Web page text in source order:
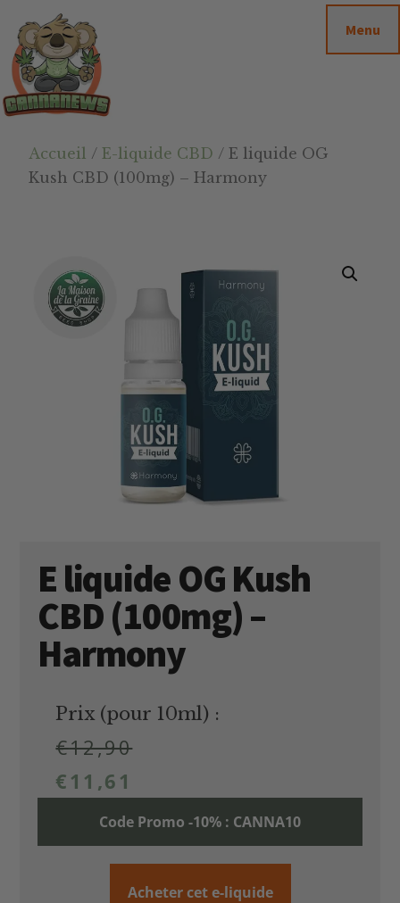
contenu
principal
barre
latérale
principale
footer
Cannanews.fr
Menu
Accueil /E-liquide CBD / E liquide OG
Kush CBD (100mg) – Harmony
E liquide OG Kush
CBD (100mg) –
Harmony
Prix (pour 10ml) :
€12,90
€ 11,61
Code Promo -10% : CANNA10
Acheter cet e-liquide